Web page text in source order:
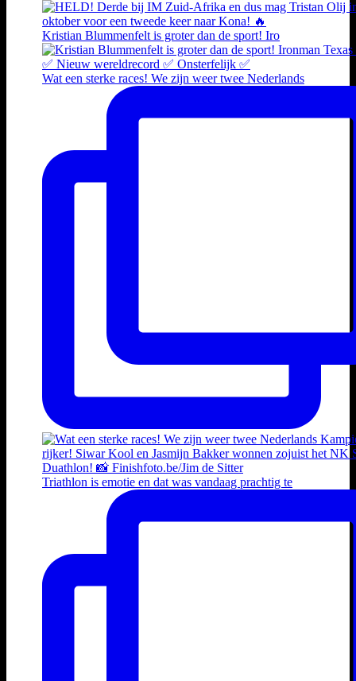
Kristian Blummenfelt is groter dan de sport! Iro
Wat een sterke races! We zijn weer twee Nederlands
Triathlon is emotie en dat was vandaag prachtig te